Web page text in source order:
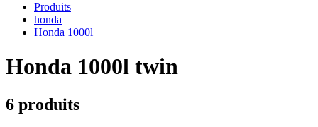
Produits
honda
Honda 1000l
Honda 1000l twin
6 produits